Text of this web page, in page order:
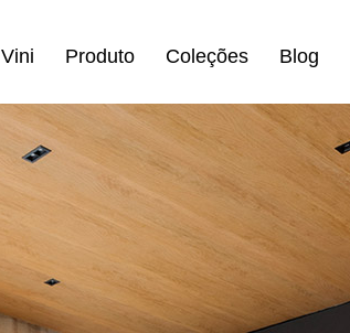
Vini Produto Coleções Blog